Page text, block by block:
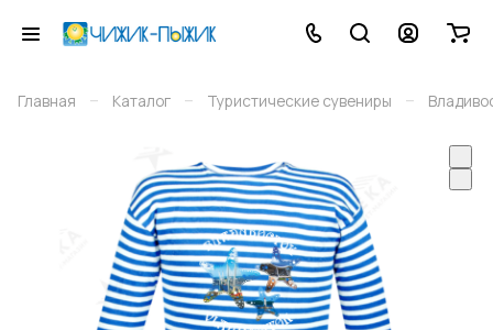
Главная – Каталог – Туристические сувениры –